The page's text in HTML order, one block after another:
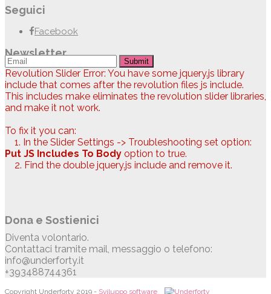
Seguici
Facebook
Newsletter
Submit
Revolution Slider Error: You have some jquery.js library
include that comes after the revolution files js include.
This includes make eliminates the revolution slider libraries,
and make it not work.
To fix it you can:
1. In the Slider Settings -> Troubleshooting set option:
Put JS Includes To Body option to true.
2. Find the double jquery.js include and remove it.
Dona e Sostienici
Diventa volontario.
Contattaci tramite mail, messaggio o telefono:
info@underforty.it
+393488744361
Copyright Underforty 2019 - Sviluppo software